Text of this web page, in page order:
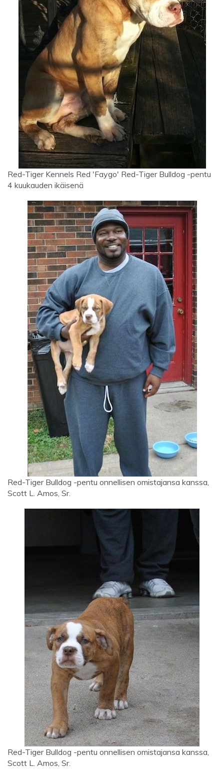
Red-Tiger Kennels Red 'Faygo' Red-Tiger Bulldog -pentu
4 kuukauden ikäisenä
Red-Tiger Bulldog -pentu onnellisen omistajansa kanssa,
Scott L. Amos, Sr.
Red-Tiger Bulldog -pentu onnellisen omistajansa kanssa,
Scott L. Amos, Sr.